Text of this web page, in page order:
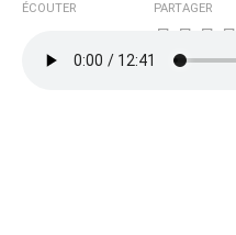
Ajoutez votre
ÉCOUTER PARTAGER